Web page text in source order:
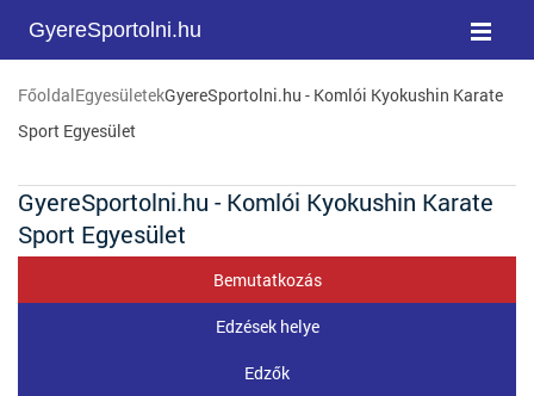
GyereSportolni.hu
FőoldalEgyesületekGyereSportolni.hu - Komlói Kyokushin Karate
Sport Egyesület
GyereSportolni.hu - Komlói Kyokushin Karate
Sport Egyesület
Bemutatkozás
Edzések helye
Edzők